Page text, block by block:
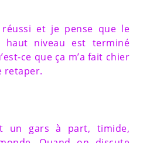
réussi et je pense que le
haut niveau est terminé
ce que ça m’a fait chier
retaper.
un gars à part, timide,